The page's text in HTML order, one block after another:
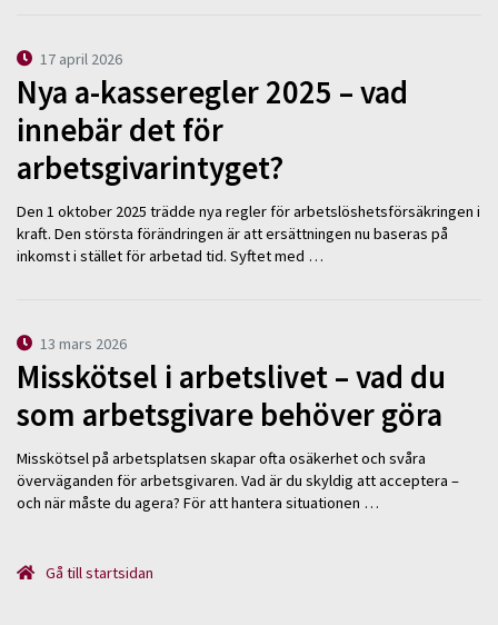
17 april 2026
Nya a-kasseregler 2025 – vad
innebär det för
arbetsgivarintyget?
Den 1 oktober 2025 trädde nya regler för arbetslöshetsförsäkringen i
kraft. Den största förändringen är att ersättningen nu baseras på
inkomst i stället för arbetad tid. Syftet med …
13 mars 2026
Misskötsel i arbetslivet – vad du
som arbetsgivare behöver göra
Misskötsel på arbetsplatsen skapar ofta osäkerhet och svåra
överväganden för arbetsgivaren. Vad är du skyldig att acceptera –
och när måste du agera? För att hantera situationen …
Gå till startsidan